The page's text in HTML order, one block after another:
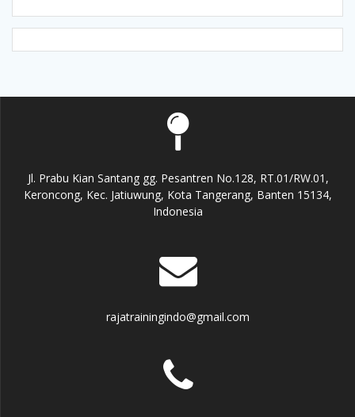
Jl. Prabu Kian Santang gg. Pesantren No.128, RT.01/RW.01,
Keroncong, Kec. Jatiuwung, Kota Tangerang, Banten 15134,
Indonesia
rajatrainingindo@gmail.com